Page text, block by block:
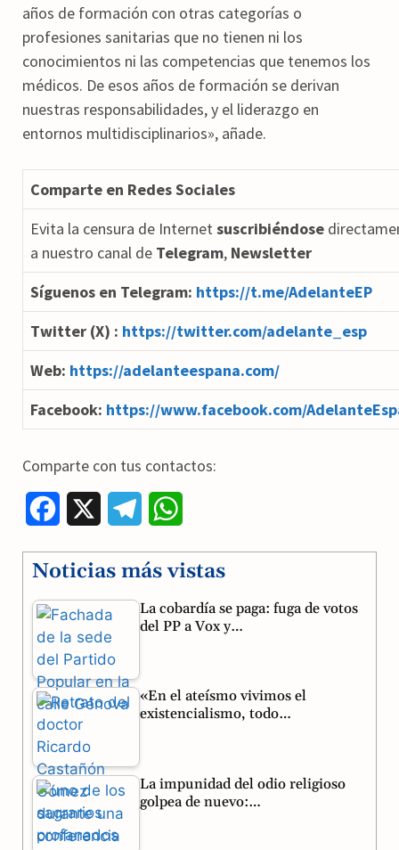
años de formación con otras categorías o
profesiones sanitarias que no tienen ni los
conocimientos ni las competencias que tenemos los
médicos. De esos años de formación se derivan
nuestras responsabilidades, y el liderazgo en
entornos multidisciplinarios», añade.
Comparte en Redes Sociales
Evita la censura de Internet suscribiéndose
a nuestro canal de Telegram, Newsletter
Síguenos en Telegram: https://t.me/AdelanteEP
Twitter (X) : https://twitter.com/adelante_esp
Web: https://adelanteespana.com/
Facebook: https://www.facebook.com/
Comparte con tus contactos:
c
e
b
o
o
k
l
e
a
a
t
p
Noticias más vistas
La cobardía se paga: fuga de votos
del PP a Vox y…
«En el ateísmo vivimos el
existencialismo, todo…
La impunidad del odio religioso
golpea de nuevo:…